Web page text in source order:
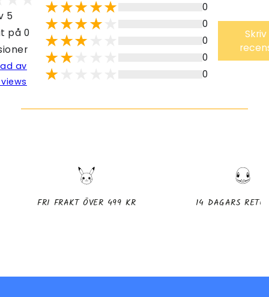
5
på 0
av
0
0
0
0
0
FRI FRAKT ÖVER 499 KR 14 DAGARS